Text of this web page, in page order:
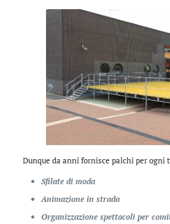
Dunque da anni fornisce palchi per ogni
Sfilate di moda
Animazione in strada
Organizzazione spettacoli per